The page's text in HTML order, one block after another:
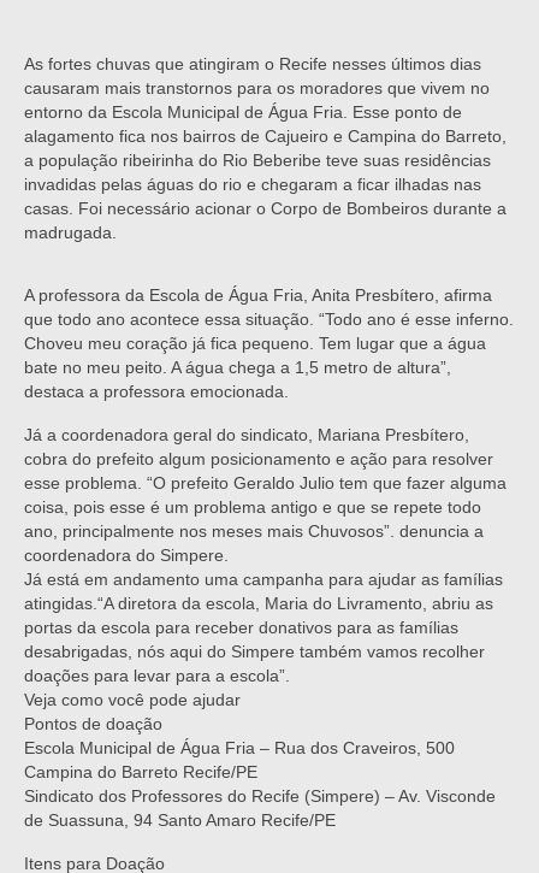
As fortes chuvas que atingiram o Recife nesses últimos dias
causaram mais transtornos para os moradores que vivem no
entorno da Escola Municipal de Água Fria. Esse ponto de
alagamento fica nos bairros de Cajueiro e Campina do Barreto,
a população ribeirinha do Rio Beberibe teve suas residências
invadidas pelas águas do rio e chegaram a ficar ilhadas nas
casas. Foi necessário acionar o Corpo de Bombeiros durante a
madrugada.
A professora da Escola de Água Fria, Anita Presbítero, afirma
que todo ano acontece essa situação. “Todo ano é esse inferno.
Choveu meu coração já fica pequeno. Tem lugar que a água
bate no meu peito. A água chega a 1,5 metro de altura”,
destaca a professora emocionada.
Já a coordenadora geral do sindicato, Mariana Presbítero,
cobra do prefeito algum posicionamento e ação para resolver
esse problema. “O prefeito Geraldo Julio tem que fazer alguma
coisa, pois esse é um problema antigo e que se repete todo
ano, principalmente nos meses mais Chuvosos”. denuncia a
coordenadora do Simpere.
Já está em andamento uma campanha para ajudar as famílias
atingidas.“A diretora da escola, Maria do Livramento, abriu as
portas da escola para receber donativos para as famílias
desabrigadas, nós aqui do Simpere também vamos recolher
doações para levar para a escola”.
Veja como você pode ajudar
Pontos de doação
Escola Municipal de Água Fria – Rua dos Craveiros, 500
Campina do Barreto Recife/PE
Sindicato dos Professores do Recife (Simpere) – Av. Visconde
de Suassuna, 94 Santo Amaro Recife/PE
Itens para Doação